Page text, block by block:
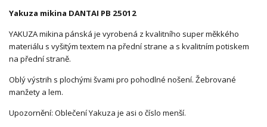
Yakuza mikina DANTAI PB 25012
YAKUZA mikina pánská je vyrobená z kvalitního super měkkého
materiálu s vyšitým textem na přední strane a s kvalitním potiskem
na přední straně.
Oblý výstrih s plochými švami pro pohodlné nošení. Žebrované
manžety a lem.
Upozornění: Oblečení Yakuza je asi o číslo menší.